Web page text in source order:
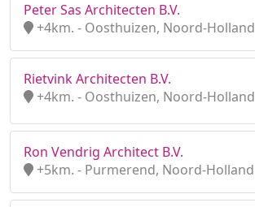
Peter Sas Architecten B.V.
+4km. - Oosthuizen, Noord-Holland
Rietvink Architecten B.V.
+4km. - Oosthuizen, Noord-Holland
Ron Vendrig Architect B.V.
+5km. - Purmerend, Noord-Holland